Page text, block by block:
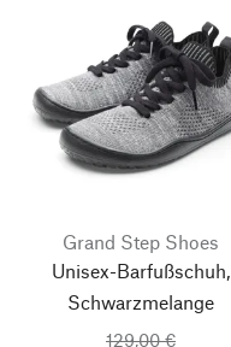
Grand Step Shoes
Unisex-Barfußschuh,
Schwarzmelange
129,00 €